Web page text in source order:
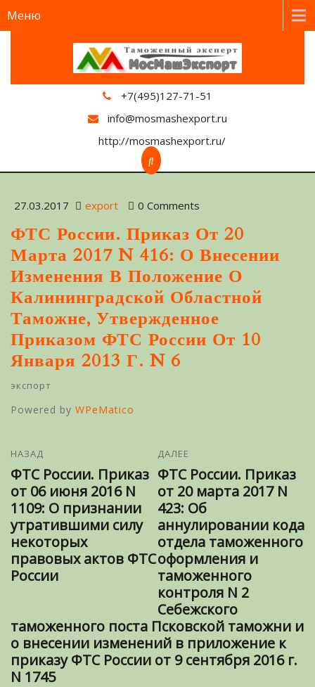
Меню
+7(495)127-71-51
info@mosmashexport.ru
http://mosmashexport.ru/
27.03.2017 export 0 Comments
ФТС России. Приказ От 20
Марта 2017 N 416: О Внесении
Изменения В Положение О
Калининградской Областной
Таможне, Утвержденное
Приказом ФТС России От 10
Января 2013 Г. N 6
экспорт
Powered by WPeMatico
НАЗАД
ФТС России. Приказ
от 06 июня 2016 N
1109: О признании
утратившими силу
некоторых
правовых актов ФТС
России
ДАЛЕЕ
ФТС России. Приказ
от 20 марта 2017 N
423: Об
аннулировании кода
отдела таможенного
оформления и
таможенного
контроля N 2
Себежского
таможенного поста Псковской таможни и
о внесении изменений в приложение к
приказу ФТС России от 9 сентября 2016 г.
N 1745